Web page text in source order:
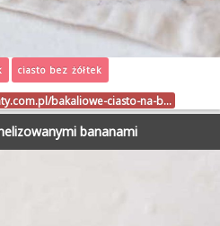
ciasto bez żółtek
bakaliowe-ciasto-na-b…
bananami